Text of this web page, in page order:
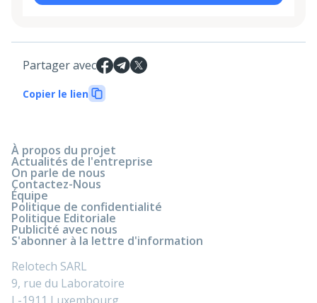
Partager avec
Copier le lien
À propos du projet
Actualités de l'entreprise
On parle de nous
Contactez-Nous
Équipe
Politique de confidentialité
Politique Editoriale
Publicité avec nous
S'abonner à la lettre d'information
Relotech SARL
9, rue du Laboratoire